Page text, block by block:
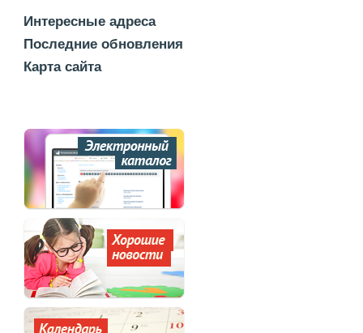
Интересные адреса
Последние обновления
Карта сайта